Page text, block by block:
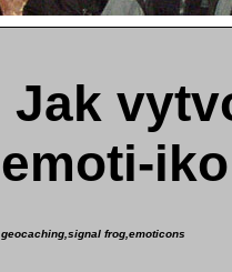
Jak
emoti-
geocaching,signal frog,emoticons